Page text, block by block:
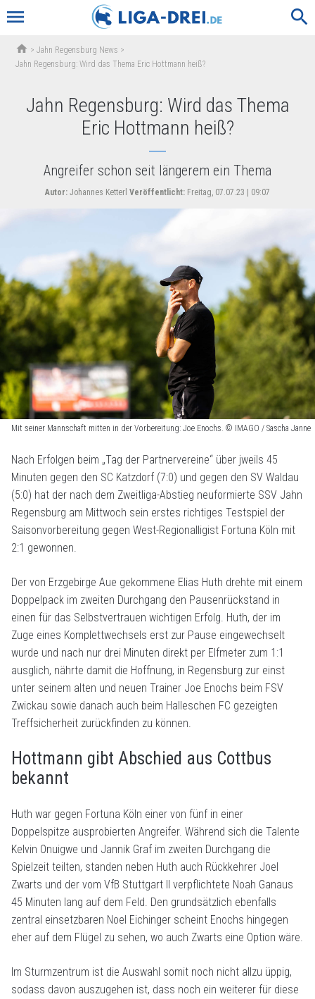
menu search
home >Jahn Regensburg News >
Jahn Regensburg: Wird das Thema Eric Hottmann heiß?
Jahn Regensburg: Wird das Thema
Eric Hottmann heiß?
Angreifer schon seit längerem ein Thema
Autor: Johannes Ketterl Veröffentlicht: Freitag, 07.07.23 | 09:07
Mit seiner Mannschaft mitten in der Vorbereitung: Joe Enochs. © IMAGO / Sascha Janne
Nach Erfolgen beim „Tag der Partnervereine“ über jweils 45
Minuten gegen den SC Katzdorf (7:0) und gegen den SV Waldau
(5:0) hat der nach dem Zweitliga-Abstieg neuformierte SSV Jahn
Regensburg am Mittwoch sein erstes richtiges Testspiel der
Saisonvorbereitung gegen West-Regionalligist Fortuna Köln mit
2:1 gewonnen.
Der von Erzgebirge Aue gekommene Elias Huth drehte mit einem
Doppelpack im zweiten Durchgang den Pausenrückstand in
einen für das Selbstvertrauen wichtigen Erfolg. Huth, der im
Zuge eines Komplettwechsels erst zur Pause eingewechselt
wurde und nach nur drei Minuten direkt per Elfmeter zum 1:1
ausglich, nährte damit die Hoffnung, in Regensburg zur einst
unter seinem alten und neuen Trainer Joe Enochs beim FSV
Zwickau sowie danach auch beim Halleschen FC gezeigten
Treffsicherheit zurückfinden zu können.
Hottmann gibt Abschied aus Cottbus
bekannt
Huth war gegen Fortuna Köln einer von fünf in einer
Doppelspitze ausprobierten Angreifer. Während sich die Talente
Kelvin Onuigwe und Jannik Graf im zweiten Durchgang die
Spielzeit teilten, standen neben Huth auch Rückkehrer Joel
Zwarts und der vom VfB Stuttgart II verpflichtete Noah Ganaus
45 Minuten lang auf dem Feld. Den grundsätzlich ebenfalls
zentral einsetzbaren Noel Eichinger scheint Enochs hingegen
eher auf dem Flügel zu sehen, wo auch Zwarts eine Option wäre.
Im Sturmzentrum ist die Auswahl somit noch nicht allzu üppig,
sodass davon auszugehen ist, dass noch ein weiterer für diese